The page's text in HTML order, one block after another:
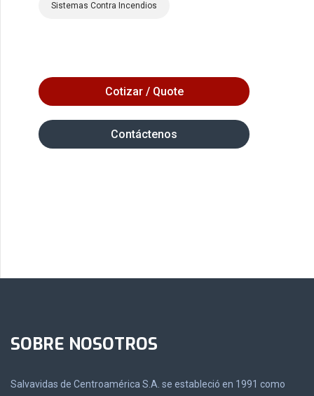
Sistemas Contra Incendios
Cotizar / Quote
Contáctenos
SOBRE NOSOTROS
Salvavidas de Centroamérica S.A. se estableció en 1991 como